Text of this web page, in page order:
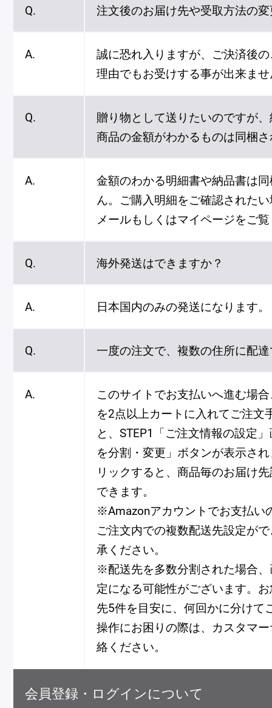
Q. 注文後のお届け先や受取方法の
A.
誠に恐れ入りますが、ご決済後
理由でもお受けする事が出来ま
Q.
贈り物として送りたいのですが
商品の金額がわかるものは同梱
A.
金額のわかる明細書や納品書は
ん。ご購入明細をご確認された
メールもしくはマイページをご
Q. 海外発送はできますか？
A. 日本国内のみの発送になります。
Q. 一度の注文で、複数の住所に配
A.
このサイトでお支払いへ進む場
を2点以上カートに入れてご注文
と、STEP1「ご注文情報の設定
を分割・変更」ボタンが表示さ
リックすると、商品毎のお届け
できます。
※Amazonアカウントでお支払い
ご注文内での複数配送先設定が
承ください。
※配送先を多数分割された場合
定になる可能性がございます。
先5件を目安に、何回かに分けて
操作にお困りの際は、カスタマ
絡ください。
会員登録・ログインについて